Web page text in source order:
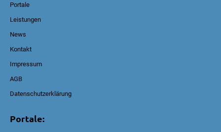
Portale
Leistungen
News
Kontakt
Impressum
AGB
Datenschutzerklärung
Portale: